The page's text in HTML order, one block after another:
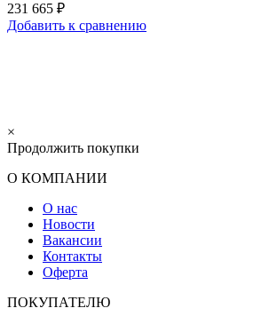
231 665 ₽
Добавить к сравнению
×
Продолжить покупки
О КОМПАНИИ
О нас
Новости
Вакансии
Контакты
Оферта
ПОКУПАТЕЛЮ